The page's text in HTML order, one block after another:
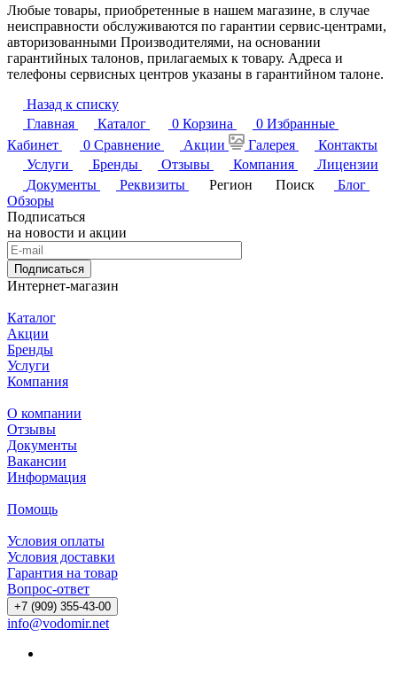
Любые товары, приобретенные в нашем магазине, в случае
неисправности обслуживаются по гарантии сервис-центрами,
авторизованными Производителями, на основании
гарантийных талонов, прилагаемых к товару. Адреса и
телефоны сервисных центров указаны в гарантийном талоне.
Назад к списку
Главная
Каталог 0 Корзина 0 Избранные
Кабинет
0 Сравнение Акции Галерея
Контакты
Услуги
Бренды Отзывы Компания
Лицензии
Документы
Реквизиты Регион Поиск
Блог
Обзоры
Подписаться
на новости и акции
Подписаться
Интернет-магазин
Каталог
Акции
Бренды
Услуги
Компания
О компании
Отзывы
Документы
Вакансии
Информация
Помощь
Условия оплаты
Условия доставки
Гарантия на товар
Вопрос-ответ
+7 (909) 355-43-00
info@vodomir.net